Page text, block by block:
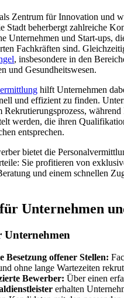
Zentrum für Innovation und
Stadt beherbergt zahlreiche
Unternehmen und Start-ups,
Fachkräften sind.
, insbesondere in den
und Gesundheitswesen.
hilft Unternehmen
und effizient zu finden.
Rekrutierungsprozess, während
werden, die ihren
entsprechen.
bietet die
Sie profitieren von
und einem schnellen
Unternehmen
Unternehmen
Besetzung offener Stellen:
ohne lange Wartezeiten
Bewerber: Über einen
erhalten